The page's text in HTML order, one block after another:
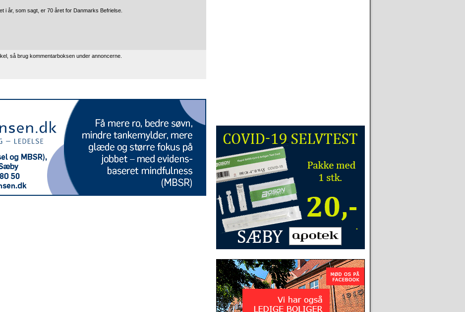
i år, som sagt, er 70 året for Danmarks Befrielse.
så brug kommentarboksen under annoncerne.